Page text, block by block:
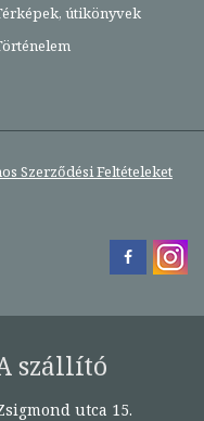
útikönyvek
Szerződési Feltételeket
szállító
utca 15.